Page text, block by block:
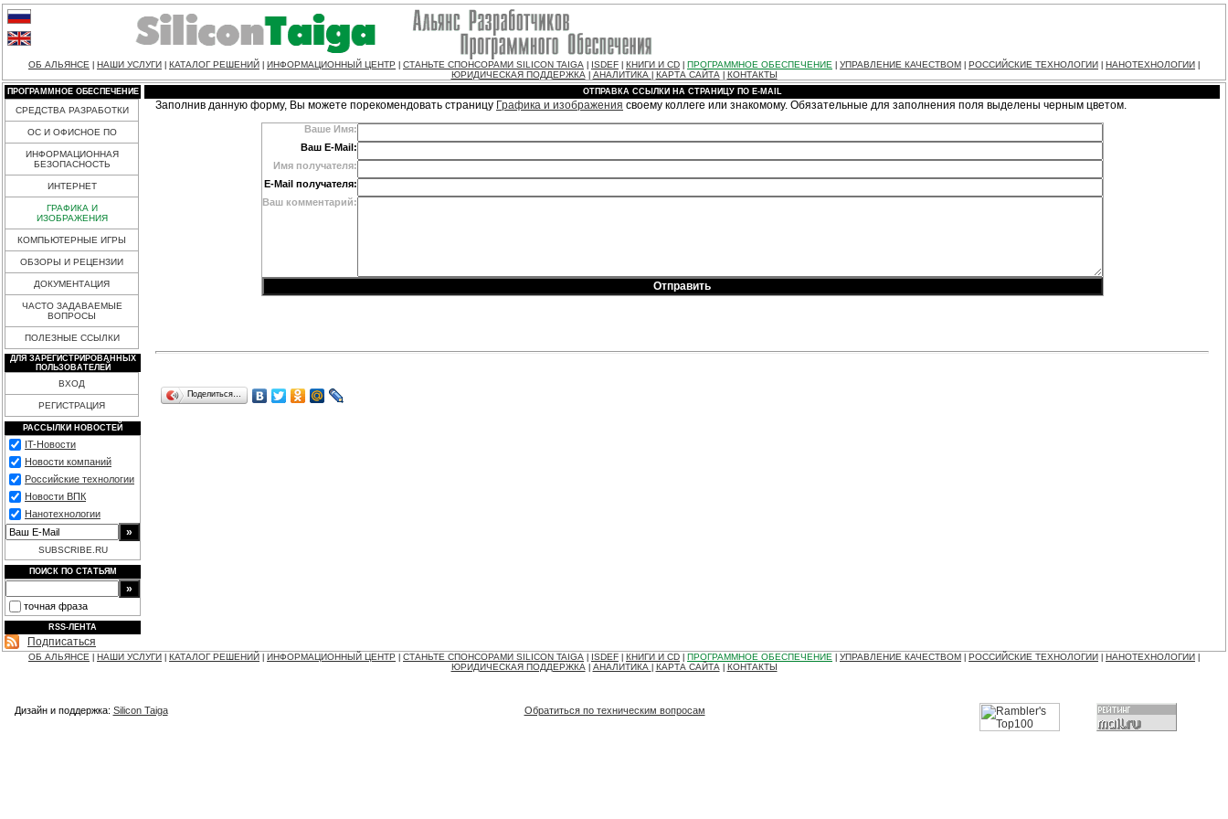
ОБ АЛЬЯНСЕ НАШИ УСЛУГИ КАТАЛОГ РЕШЕНИЙ ИНФОРМАЦИОННЫЙ ЦЕНТР СТАНЬТЕ СПОНСОРАМИ SILICON TAIGA ISDEF КНИГИ И CD ПРОГРАММНОЕ ОБЕСПЕЧЕНИЕ УПРАВЛЕНИЕ КАЧЕСТВОМ РОССИЙСКИЕ ТЕХНОЛОГИИ НАНОТЕХНОЛОГИИ
ЮРИДИЧЕСКАЯ ПОДДЕРЖКА| АНАЛИТИКА КАРТА САЙТА| КОНТАКТЫ
ПРОГРАММНОЕ ОБЕСПЕЧЕНИЕ
СРЕДСТВА РАЗРАБОТКИ
ОС И ОФИСНОЕ ПО
ИНФОРМАЦИОННАЯ
БЕЗОПАСНОСТЬ
ИНТЕРНЕТ
ГРАФИКА И
ИЗОБРАЖЕНИЯ
КОМПЬЮТЕРНЫЕ ИГРЫ
ОБЗОРЫ И РЕЦЕНЗИИ
ДОКУМЕНТАЦИЯ
ЧАСТО ЗАДАВАЕМЫЕ
ВОПРОСЫ
ПОЛЕЗНЫЕ ССЫЛКИ
ДЛЯ ЗАРЕГИСТРИРОВАННЫХ
ПОЛЬЗОВАТЕЛЕЙ
ВХОД
РЕГИСТРАЦИЯ
РАССЫЛКИ НОВОСТЕЙ
IT-Новости
Новости компаний
Российские технологии
Новости ВПК
Нанотехнологии
SUBSCRIBE.RU
ПОИСК ПО СТАТЬЯМ
точная фраза
RSS-ЛЕНТА
Подписаться
ОТПРАВКА ССЫЛКИ НА СТРАНИЦУ ПО E-MAIL
Заполнив данную форму, Вы можете порекомендовать страницу Графика и изображения своему коллеге или знакомому. Обязательные для заполнения поля выделены черным цветом.
Ваше Имя:
Ваш E-Mail:
Имя получателя:
E-Mail получателя:
Ваш комментарий:
Поделиться…
ОБ АЛЬЯНСЕ НАШИ УСЛУГИ КАТАЛОГ РЕШЕНИЙ ИНФОРМАЦИОННЫЙ ЦЕНТР СТАНЬТЕ СПОНСОРАМИ SILICON TAIGA ISDEF КНИГИ И CD ПРОГРАММНОЕ ОБЕСПЕЧЕНИЕ УПРАВЛЕНИЕ КАЧЕСТВОМ РОССИЙСКИЕ ТЕХНОЛОГИИ НАНОТЕХНОЛОГИИ
ЮРИДИЧЕСКАЯ ПОДДЕРЖКА| АНАЛИТИКА КАРТА САЙТА| КОНТАКТЫ
Дизайн и поддержка: Silicon Taiga Обратиться по техническим вопросам